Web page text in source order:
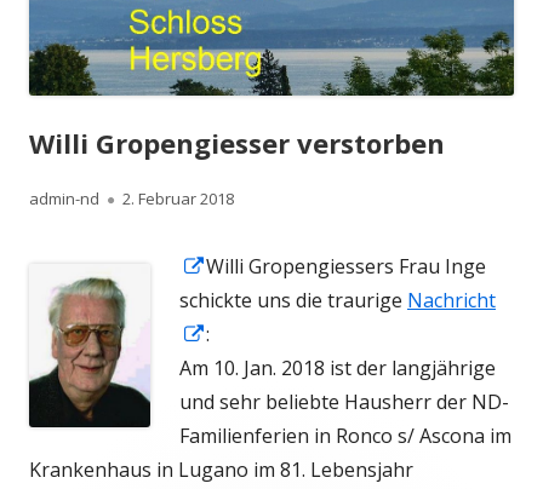
Willi Gropengiesser verstorben
Autor
admin-nd
Veröffentlicht
2. Februar 2018
In
neuem
Fenster
öffnen
Willi Gropengiessers Frau Inge
schickte uns die traurige Nachricht
In
neuem
Fenster
öffnen
:
Am 10. Jan. 2018 ist der langjährige
und sehr beliebte Hausherr der ND-
Familienferien in Ronco s/ Ascona im
Krankenhaus in Lugano im 81. Lebensjahr